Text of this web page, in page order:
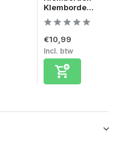
Klemborde...
€10,99
Incl. btw